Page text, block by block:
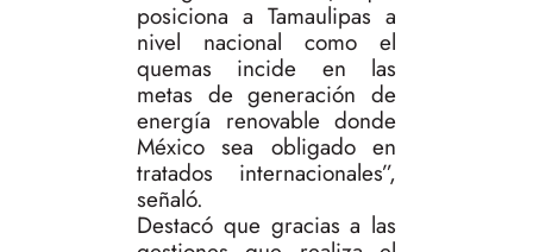
posiciona a Tamaulipas a
nivel nacional como el
quemas incide en las
metas de generación de
energía renovable donde
México sea obligado en
tratados internacionales”,
señaló.
Destacó que gracias a las